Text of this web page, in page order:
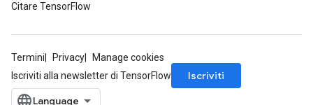
Citare TensorFlow
Termini Privacy
Manage cookies
Iscriviti alla newsletter di TensorFlow
Iscriviti